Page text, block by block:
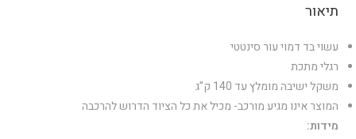
תיאור
עשוי בד דמוי עור סינטטי
רגלי מתכת
משקל ישיבה מומלץ עד 140 ק”ג
המוצר אינו מגיע מורכב- מכיל את כל הציוד הדרוש להרכבה
מידות: